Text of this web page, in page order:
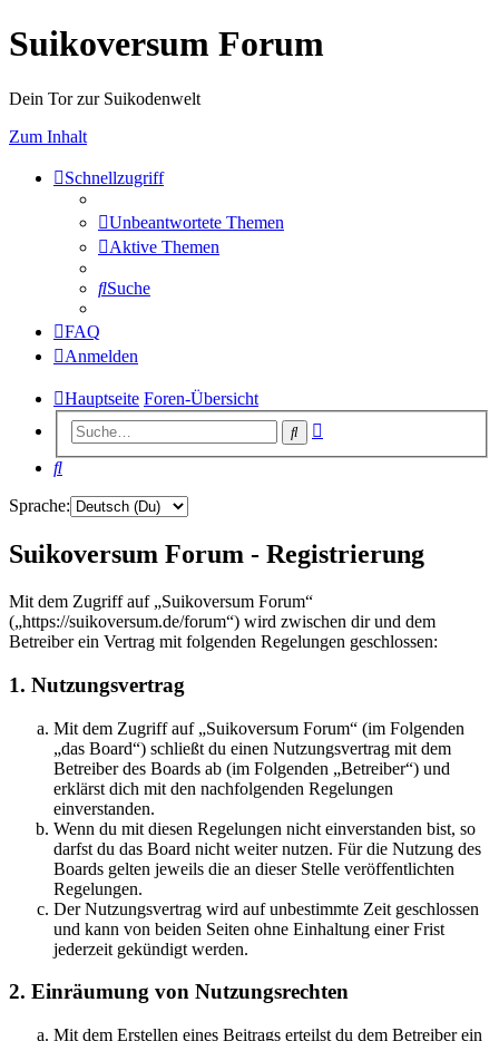
Suikoversum Forum
Dein Tor zur Suikodenwelt
Zum Inhalt
Schnellzugriff
Unbeantwortete Themen
Aktive Themen
Suche
FAQ
Anmelden
Hauptseite Foren-Übersicht
Suche
Suche
Sprache:
Suikoversum Forum - Registrierung
Mit dem Zugriff auf „Suikoversum Forum“
(„https://suikoversum.de/forum“) wird zwischen dir und dem
Betreiber ein Vertrag mit folgenden Regelungen geschlossen:
1. Nutzungsvertrag
Mit dem Zugriff auf „Suikoversum Forum“ (im Folgenden
„das Board“) schließt du einen Nutzungsvertrag mit dem
Betreiber des Boards ab (im Folgenden „Betreiber“) und
erklärst dich mit den nachfolgenden Regelungen
einverstanden.
Wenn du mit diesen Regelungen nicht einverstanden bist, so
darfst du das Board nicht weiter nutzen. Für die Nutzung des
Boards gelten jeweils die an dieser Stelle veröffentlichten
Regelungen.
Der Nutzungsvertrag wird auf unbestimmte Zeit geschlossen
und kann von beiden Seiten ohne Einhaltung einer Frist
jederzeit gekündigt werden.
2. Einräumung von Nutzungsrechten
Mit dem Erstellen eines Beitrags erteilst du dem Betreiber ein